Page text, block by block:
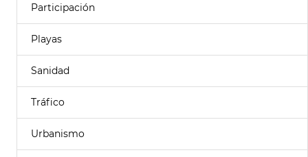
Participación
Playas
Sanidad
Tráfico
Urbanismo